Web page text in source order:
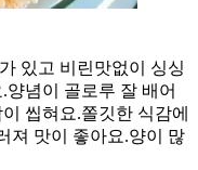
있고 비린맛없이 싱싱
념이 골로루 잘 배어
씹혀요.쫄깃한 식감에
져 맛이 좋아요.양이 많